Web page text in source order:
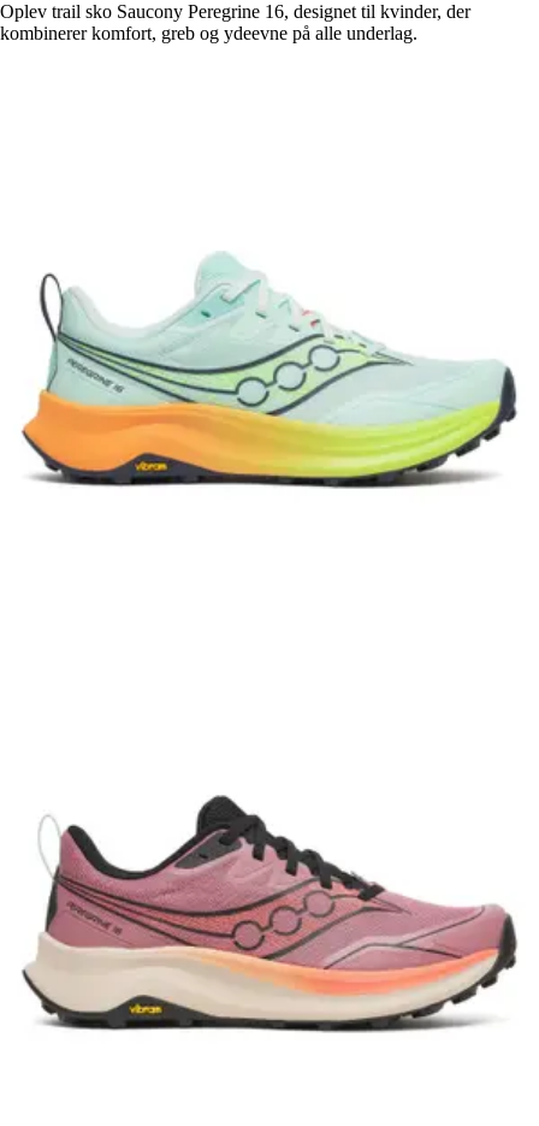
Oplev trail sko Saucony Peregrine 16, designet til kvinder, der
kombinerer komfort, greb og ydeevne på alle underlag.